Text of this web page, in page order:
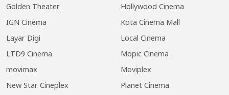
Golden Theater
Hollywood Cinema
IGN Cinema
Kota Cinema Mall
Layar Digi
Local Cinema
LTD9 Cinema
Mopic Cinema
movimax
Moviplex
New Star Cineplex
Planet Cinema